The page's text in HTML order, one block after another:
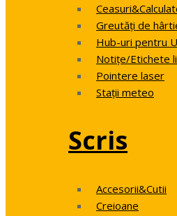
Greutăți de
Hub-uri pentru
Notițe/Etichete
Pointere laser
Stații meteo
Scris
Accesorii&Cutii
Creioane